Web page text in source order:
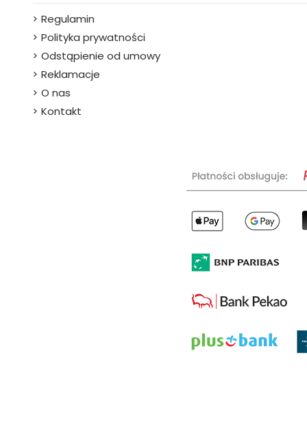
Regulamin
Polityka prywatności
Odstąpienie od umowy
Reklamacje
O nas
Kontakt